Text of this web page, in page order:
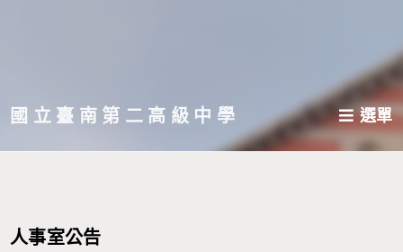
主國立臺南第二高級中學 選單
人事室公告